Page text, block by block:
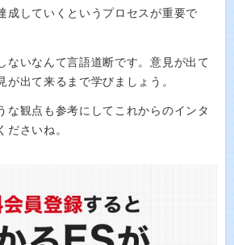
成していくというプロセスが重要で
ないなんて言語道断です。意見が出て
が出て来るまで学びましょう。
な観点も参考にしてこれからのインタ
ださいね。